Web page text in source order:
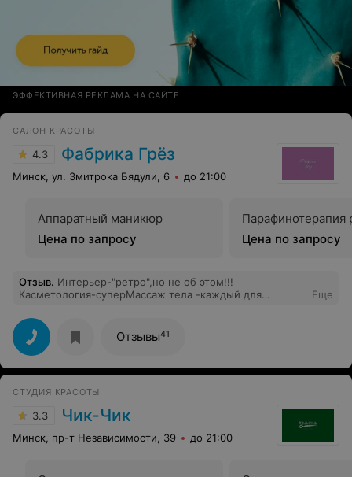
ЭФФЕКТИВНАЯ РЕКЛАМА НА САЙТЕ
САЛОН КРАСОТЫ
4.3 Фабрика Грёз
Минск, ул. Змитрока Бядули, 6 до 21:00
Аппаратный маникюр
Цена по запросу
Парафинотерапия
Цена по запросу
Отзыв. Интерьер-"ретро",но не об этом!!!
Касметология-суперМассаж тела -каждый для
пробовать)Педикюр,делала у Алены Эксперемент с
парикмахерской -порадовал Неожиданно!Тепло,уютно
и заботливо
Еще
Отзывы41
СТУДИЯ КРАСОТЫ
3.3 Чик-Чик
Минск, пр-т Независимости, 39 до 21:00